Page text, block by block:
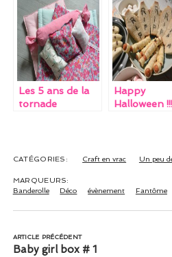
Reine des
Les 5 ans de la
tornade
Happy
Halloween !!!
CATÉGORIES: Craft en vrac Un peu
MARQUEURS:
Banderolle
Déco évènement Fantôme
ARTICLE PRÉCÉDENT
Baby girl box # 1